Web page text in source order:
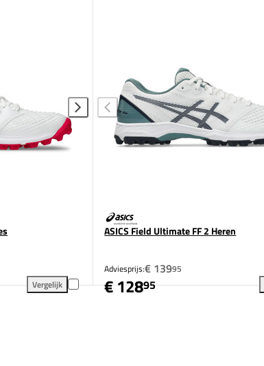
Vergelijk
ASICS Field Ultimate FF 2 Dames toevoegen aan vergelijking
ASICS Field Ultimate FF 2 Heren
Adviesprijs:€ 13995
€ 12895